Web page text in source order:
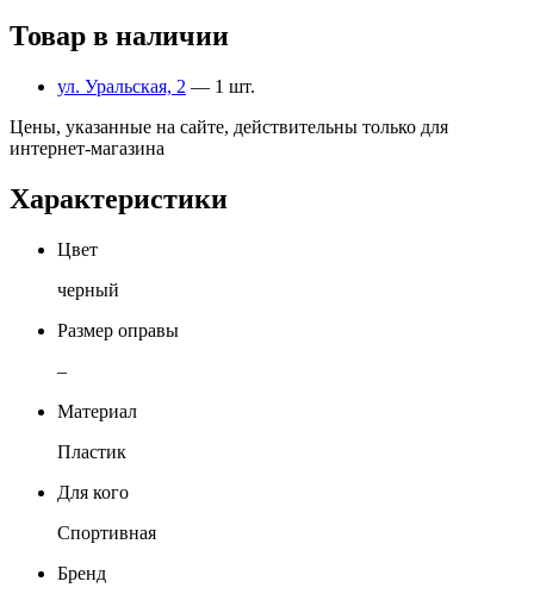
Товар в наличии
ул. Уральская, 2 — 1 шт.
Цены, указанные на сайте, действительны только для
интернет-магазина
Характеристики
Цвет
черный
Размер оправы
–
Материал
Пластик
Для кого
Спортивная
Бренд